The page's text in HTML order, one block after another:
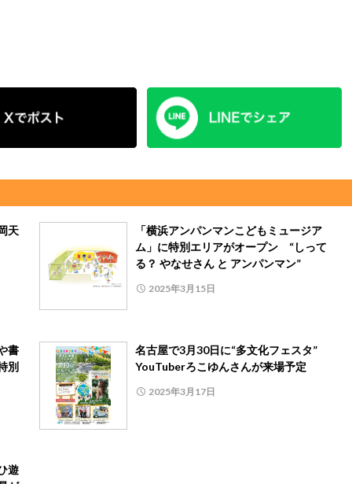
天
「横浜アンパンマンこどもミュージア
ム」に特別エリアがオープン “しって
る？ やなせさん と アンパンマン”
2025年3月15日
書
別
名古屋で3月30日に“多文化フェスタ”
YouTuberろこゆんさんが来場予定
2025年3月17日
遊